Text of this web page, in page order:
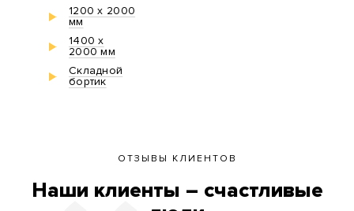
1200 х 2000
мм
1400 х
2000 мм
Складной
бортик
ОТЗЫВЫ КЛИЕНТОВ
Наши клиенты – счастливые